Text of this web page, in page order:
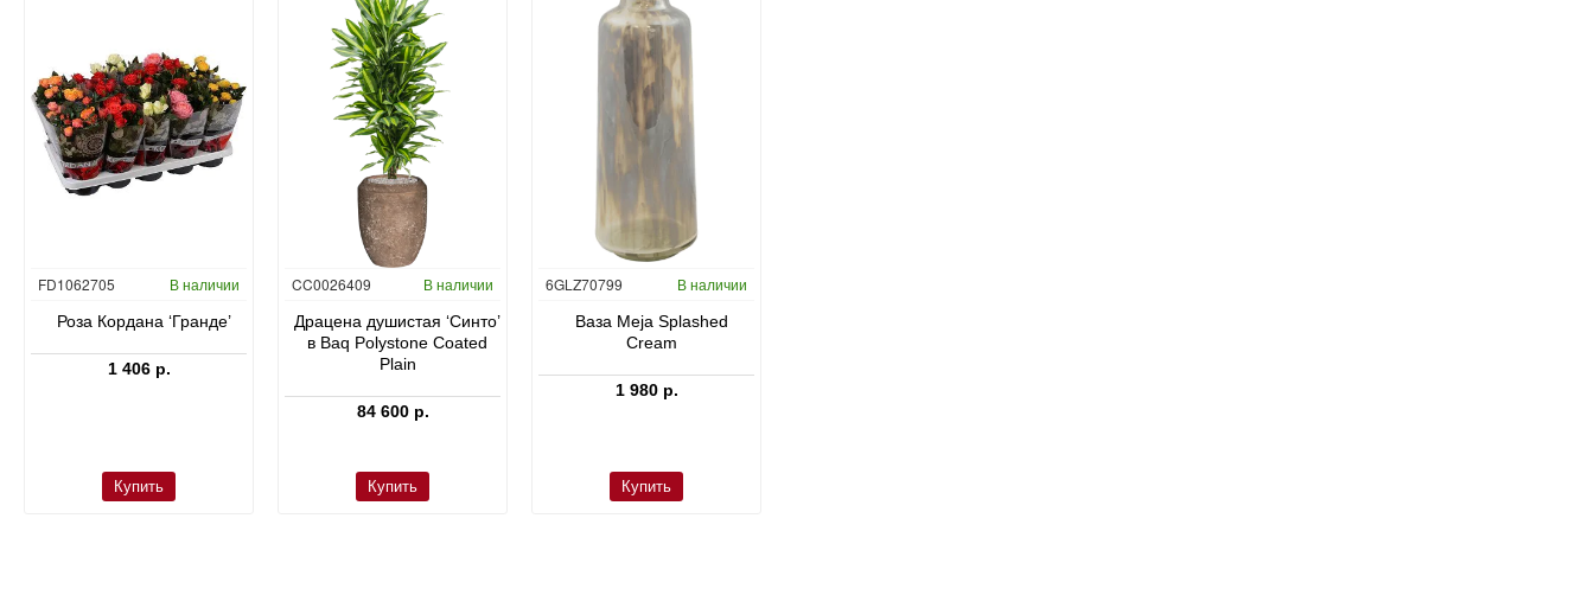
FD1062705 В наличии
Роза Кордана ‘Гранде’
1 406 р.
Купить
CC0026409 В наличии
Драцена душистая ‘Синто’
в Baq Polystone Coated
Plain
84 600 р.
Купить
6GLZ70799 В наличии
Ваза Meja Splashed
Cream
1 980 р.
Купить